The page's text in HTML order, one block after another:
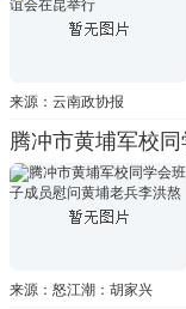
来源：云南政协报
腾冲市黄埔军校
来源：怒江潮：胡家兴